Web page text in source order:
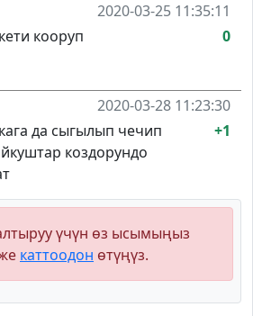
2020-03-25 11:35:11
кооруп
0
2020-03-28 11:23:30
да сыгылып чечип
коздорундо
+1
үчүн өз ысымыңыз
каттоодон өтүңүз.